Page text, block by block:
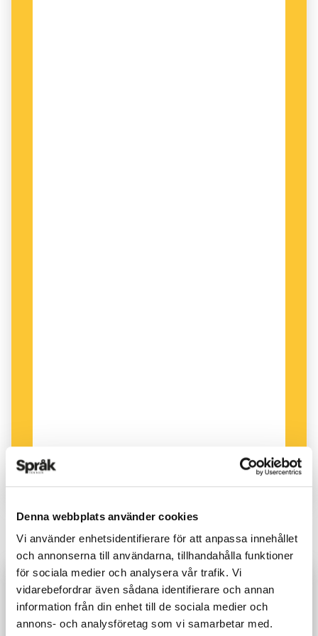
Denna webbplats använder cookies
Vi använder enhetsidentifierare för att anpassa innehållet
och annonserna till användarna, tillhandahålla funktioner
för sociala medier och analysera vår trafik. Vi
vidarebefordrar även sådana identifierare och annan
information från din enhet till de sociala medier och
annons- och analysföretag som vi samarbetar med.
Lena Ekberg är ny chef för Språkrådet, som
ansvarar för språkvården i Sverige och är en del
av myndigheten Institutet för språk och
folkminnen.
Vilken är den viktigaste språkfrågan?
Redan prenumerant? Logga in för att läsa